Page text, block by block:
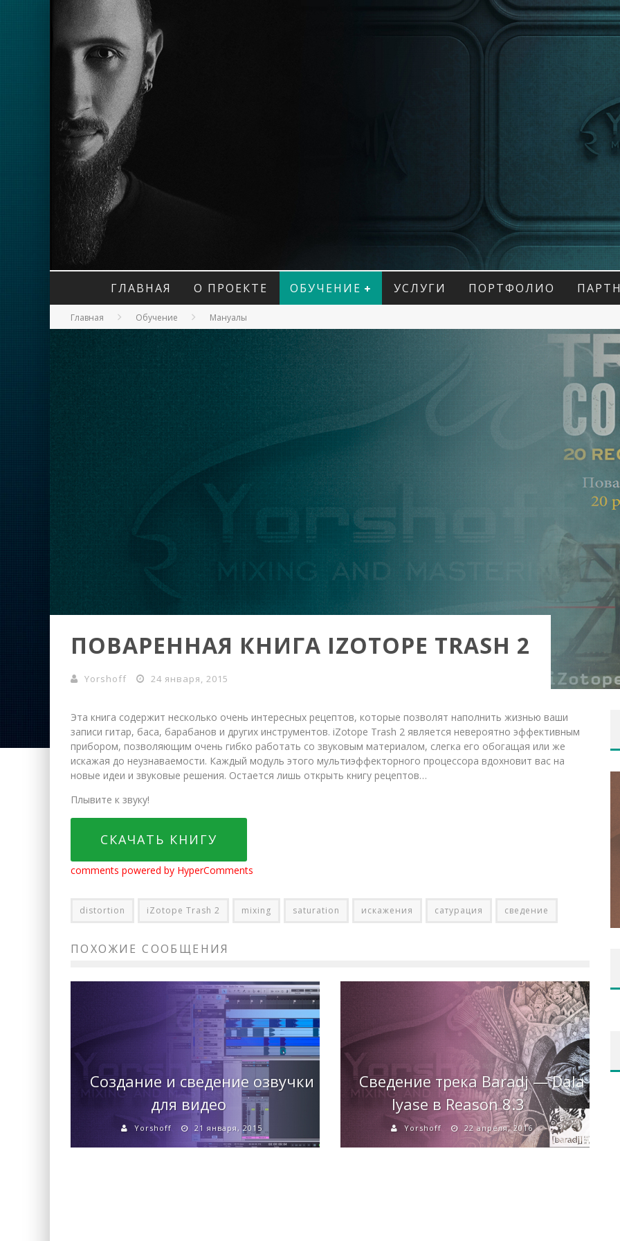
ГЛАВНАЯ О ПРОЕКТЕ ОБУЧЕНИЕ УСЛУГИ ПОРТФОЛИО
Главная Обучение Мануалы
ПОВАРЕННАЯ КНИГА IZOTOPE TRASH 2
Yorshoff 24 января, 2015
Эта книга содержит несколько очень интересных рецептов, которые позволят наполнить жизнью ваши
записи гитар, баса, барабанов и других инструментов. iZotope Trash 2 является невероятно эффективным
прибором, позволяющим очень гибко работать со звуковым материалом, слегка его обогащая или же
искажая до неузнаваемости. Каждый модуль этого мультиэффекторного процессора вдохновит вас на
новые идеи и звуковые решения. Остается лишь открыть книгу рецептов…
Плывите к звуку!
СКАЧАТЬ КНИГУ
comments powered by HyperComments
distortion iZotope Trash 2 mixing saturation искажения сатурация сведение
ПОХОЖИЕ СООБЩЕНИЯ
Создание и сведение озвучки
для видео
Yorshoff 21 января, 2015
Сведение трека Baradj — Dala
Iyase в Reason 8.3
Yorshoff 22 апреля, 2016
Yorshoff 18 мая, 2016